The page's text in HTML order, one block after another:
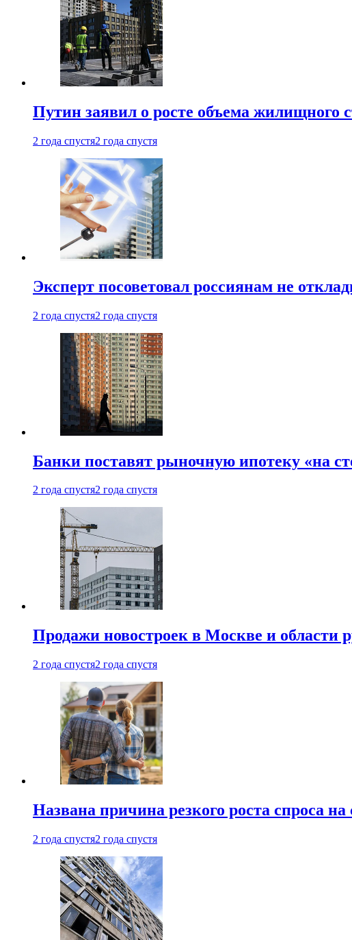
Путин заявил о росте объема жилищного
2 года спустя2 года спустя
Эксперт посоветовал россиянам не
2 года спустя2 года спустя
Банки поставят рыночную ипотеку «на
2 года спустя2 года спустя
Продажи новостроек в Москве и области
2 года спустя2 года спустя
Названа причина резкого роста спроса
2 года спустя2 года спустя